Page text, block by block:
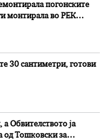
погонските
монтирала во РЕК
30 сантиметри, готови
а Обвителството ја
од Тошковски за